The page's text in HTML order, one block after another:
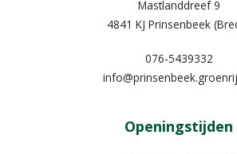
Mastlanddreef 9
4841 KJ Prinsenbeek
076-5439332
Openingstijden